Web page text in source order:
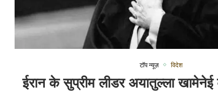
टॉप न्यूज़ विदेश
ईरान के सुप्रीम लीडर अयातुल्ला